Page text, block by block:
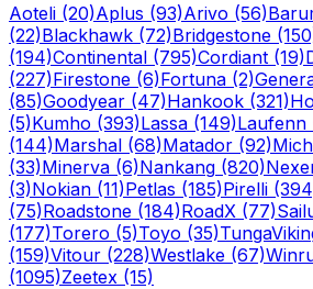
Aoteli (20)Aplus (93)Arivo (56)
(22)Blackhawk (72)Bridgestone
(194)Continental (795)Cordiant (19)
(227)Firestone (6)Fortuna (2)
(85)Goodyear (47)Hankook (321)
(5)Kumho (393)Lassa (149)Laufenn
(144)Marshal (68)Matador (92)
(33)Minerva (6)Nankang (820)
(3)Nokian (11)Petlas (185)Pirelli
(75)Roadstone (184)RoadX (77)
(177)Torero (5)Toyo (35)Tunga
(159)Vitour (228)Westlake (67)
(1095)Zeetex (15)